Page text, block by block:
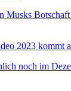
Botschaft
2023 kommt
noch im